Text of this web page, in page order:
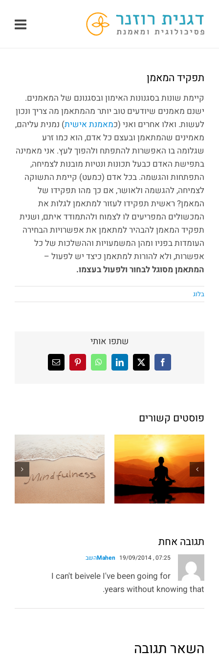
לתוכן
תפקיד המאמן
קיימת שונות בסגנונות האימון ובסגנונם של המאמנים.
ישנם מאמנים שיודעים טוב יותר מהמתאמן מה צריך ונכון
לעשות. ואלו אחרים ואני (כמאמנת אישית) נמנית עליהם,
מאמינים שהמתאמן ובעצם כל אדם, הוא כמו זרע
שגלומה בו האפשרות להתפתח ולהפוך לעץ. אני מאמינה
בתפישת האדם כבעל תכונות ונטיות מובנות לצמיחה,
התפתחות והגשמה. בכל אדם (כמעט) קיימת התשוקה
לצמיחה, להגשמה ולאושר, אם כך מהו תפקידו של
המאמן? ראשית תפקידו לעזור למתאמן לגלות את
המכשולים המפריעים לו לצמוח ולהתמודד איתם, ושנית
תפקיד המאמן להבהיר למתאמן את אפשרויות הבחירה
העומדות בפניו ומהן המשמעויות וההשלכות של כל
אפשרות, ולא להורות למתאמן כיצד יש לפעול –
המתאמן מסוגל לבחור ולפעול בעצמו.
בלוג
שתפו אותי
Facebook
X
LinkedIn
WhatsApp
Pinterestכתובת
דואר
פוסטים קשורים
תגובה אחת
Mahen 19/09/2014 , 07:25 השב
I can't beivele I've been going for
years without knowing that.
השאר תגובה